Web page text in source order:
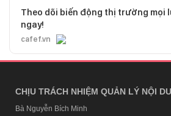
Theo dõi biến động thị trường mọi
ngay!
cafef.vn
CHỊU TRÁCH NHIỆM QUẢN LÝ NỘI
Bà Nguyễn Bích Minh